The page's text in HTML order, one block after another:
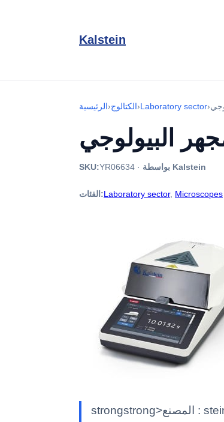
Kalstein
الرئيسية›الكتالوج›Laboratory sector›
SKU:YR06634 · بواسطة Kalstein
الفئات:Laboratory sector, Microscopes
strongstrong>المصنع : steinstrong>Kem>كالشتاينK/em>stein/strong> classimg class""alignnone size-full wp-image-7597"